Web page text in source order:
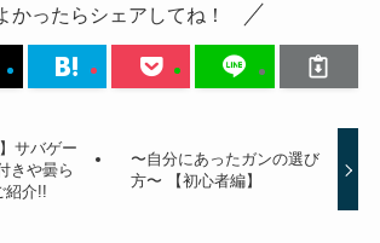
かったらシェアしてね！
サバゲー
きや曇ら
紹介!!
〜自分にあったガンの選び
方〜 【初心者編】